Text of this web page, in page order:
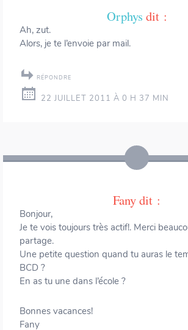
Orphys dit :
Ah, zut.
Alors, je te l’envoie par mail.
RÉPONDRE
22 JUILLET 2011 À 0 H 37 MIN
Fanydit :
Bonjour,
Je te vois toujours très actif!. Merci
partage.
Une petite question quand tu auras le
BCD ?
En as tu une dans l’école ?
Bonnes vacances!
Fany